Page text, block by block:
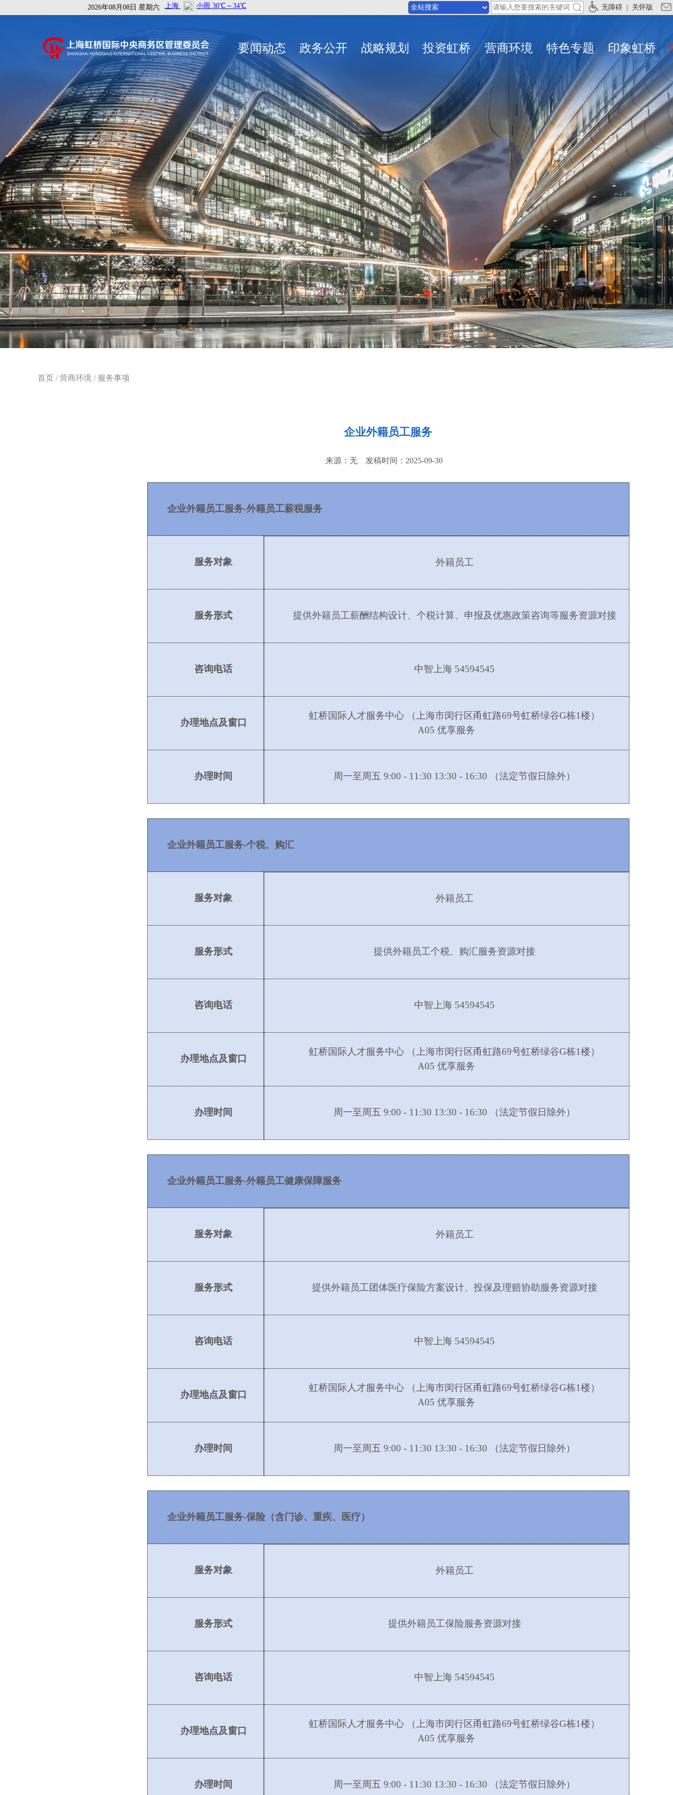
2026年08月08日 星期六 无障碍 关怀版
要闻动态 政务公开 战略规划 投资虹桥 营商环境 特色专题 印象虹桥
首页 /营商环境 / 服务事项
企业外籍员工服务
来源：无 发稿时间：2025-09-30
企业外籍员工服务-外籍员工薪税服务
服务对象 外籍员工
服务形式 提供外籍员工薪酬结构设计、个税计算、申报及优惠政策咨询等服务资源对接
咨询电话 中智上海 54594545
办理地点及窗口
虹桥国际人才服务中心 （上海市闵行区甬虹路69号虹桥绿谷G栋1楼）
A05 优享服务
办理时间 周一至周五 9:00 - 11:30 13:30 - 16:30 （法定节假日除外）
企业外籍员工服务-个税、购汇
服务对象 外籍员工
服务形式 提供外籍员工个税、购汇服务资源对接
咨询电话 中智上海 54594545
办理地点及窗口
虹桥国际人才服务中心 （上海市闵行区甬虹路69号虹桥绿谷G栋1楼）
A05 优享服务
办理时间 周一至周五 9:00 - 11:30 13:30 - 16:30 （法定节假日除外）
企业外籍员工服务-外籍员工健康保障服务
服务对象 外籍员工
服务形式 提供外籍员工团体医疗保险方案设计、投保及理赔协助服务资源对接
咨询电话 中智上海 54594545
办理地点及窗口
虹桥国际人才服务中心 （上海市闵行区甬虹路69号虹桥绿谷G栋1楼）
A05 优享服务
办理时间 周一至周五 9:00 - 11:30 13:30 - 16:30 （法定节假日除外）
企业外籍员工服务-保险（含门诊、重疾、医疗）
服务对象 外籍员工
服务形式 提供外籍员工保险服务资源对接
咨询电话 中智上海 54594545
办理地点及窗口
虹桥国际人才服务中心 （上海市闵行区甬虹路69号虹桥绿谷G栋1楼）
A05 优享服务
办理时间 周一至周五 9:00 - 11:30 13:30 - 16:30 （法定节假日除外）